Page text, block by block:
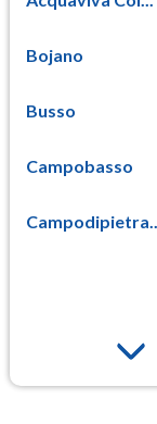
Bojano
Busso
Campobasso